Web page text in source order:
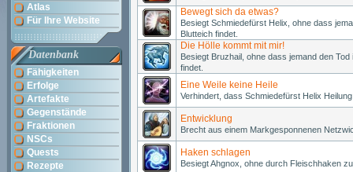
Atlas
Für Ihre Website
Datenbank
Fähigkeiten
Erfolge
Artefakte
Gegenstände
Fraktionen
NSCs
Quests
Rezepte
Bewegt sich da etwas?
Besiegt Schmiedefürst Helix, ohne dass
Blutteich findet.
Die Hölle kommt mit mir!
Besiegt Bruzhail, ohne dass jemand den
findet.
Eine Weile keine Heile
Verhindert, dass Schmiedefürst Helix
Entwicklung
Brecht aus einem Markgesponnenen
Haken schlagen
Besiegt Ahgnox, ohne durch Fleischhaken